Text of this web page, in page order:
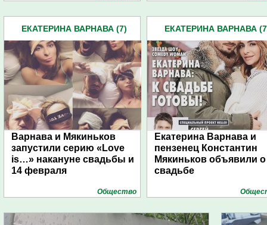
ЕКАТЕРИНА ВАРНАВА (7)
Варнава и Мякиньков
запустили серию «Love
is…» накануне свадьбы и
14 февраля
Общество
ЕКАТЕРИНА ВАРНАВА
Екатерина Варнава и
пензенец Константин
Мякиньков объявили о
свадьбе